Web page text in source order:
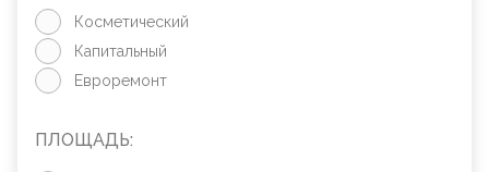
Косметический
Капитальный
Евроремонт
ПЛОЩАДЬ: